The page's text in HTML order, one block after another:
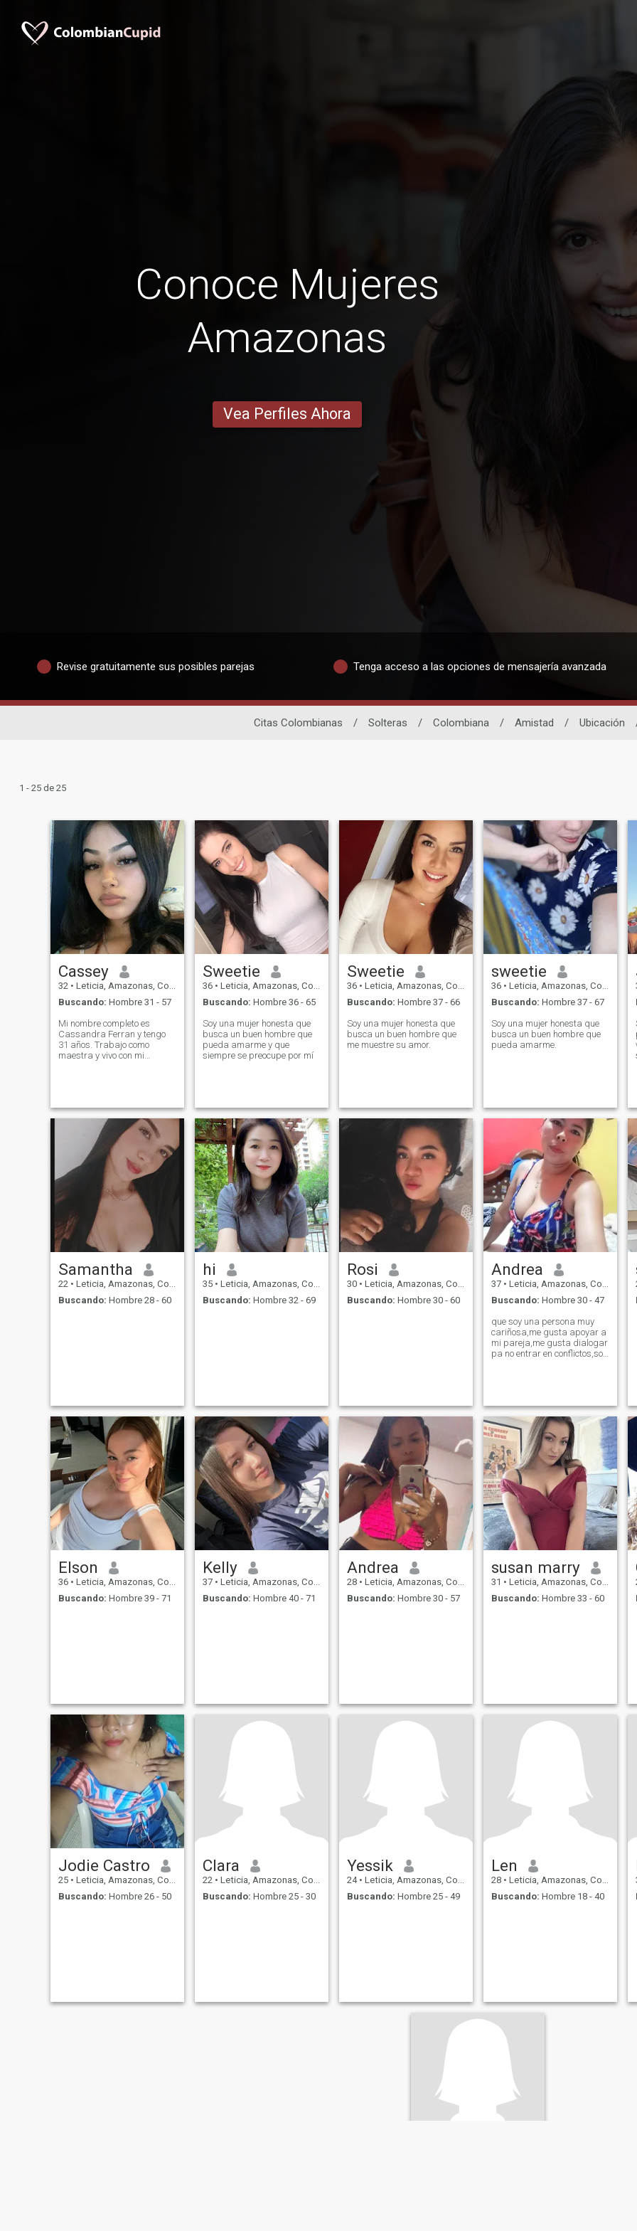
Conoce Mujeres
Amazonas
Vea Perfiles Ahora
Revise gratuitamente sus posibles parejas Tenga acceso a las opciones de mensajería avanzada
Citas Colombianas / Solteras / Colombiana / Amistad / Ubicación
1 - 25 de 25
Cassey
32 • Leticia, Amazonas, Colombia
Buscando: Hombre 31 - 57
Mi nombre completo es
Cassandra Ferran y tengo
31 años. Trabajo como
maestra y vivo con mi
Sweetie
36 • Leticia, Amazonas, Colombia
Buscando: Hombre 36 - 65
Soy una mujer honesta que
busca un buen hombre que
pueda amarme y que
siempre se preocupe por mí
Sweetie
36 • Leticia, Amazonas, Colombia
Buscando: Hombre 37 - 66
Soy una mujer honesta que
busca un buen hombre que
me muestre su amor.
sweetie
36 • Leticia, Amazonas, Colombia
Buscando: Hombre 37 - 67
Soy una mujer honesta que
busca un buen hombre que
pueda amarme.
Samantha
22 • Leticia, Amazonas, Colombia
Buscando: Hombre 28 - 60
hi
35 • Leticia, Amazonas, Colombia
Buscando: Hombre 32 - 69
Rosi
30 • Leticia, Amazonas, Colombia
Buscando: Hombre 30 - 60
Andrea
37 • Leticia, Amazonas, Colombia
Buscando: Hombre 30 - 47
que soy una persona muy
cariñosa,me gusta apoyar a
mi pareja,me gusta dialogar
pa no entrar en conflictos,soy
Elson
36 • Leticia, Amazonas, Colombia
Buscando: Hombre 39 - 71
Kelly
37 • Leticia, Amazonas, Colombia
Buscando: Hombre 40 - 71
Andrea
28 • Leticia, Amazonas, Colombia
Buscando: Hombre 30 - 57
susan marry
31 • Leticia, Amazonas, Colombia
Buscando: Hombre 33 - 60
Jodie Castro
25 • Leticia, Amazonas, Colombia
Buscando: Hombre 26 - 50
Clara
22 • Leticia, Amazonas, Colombia
Buscando: Hombre 25 - 30
Yessik
24 • Leticia, Amazonas, Colombia
Buscando: Hombre 25 - 49
Len
28 • Leticia, Amazonas, Colombia
Buscando: Hombre 18 - 40